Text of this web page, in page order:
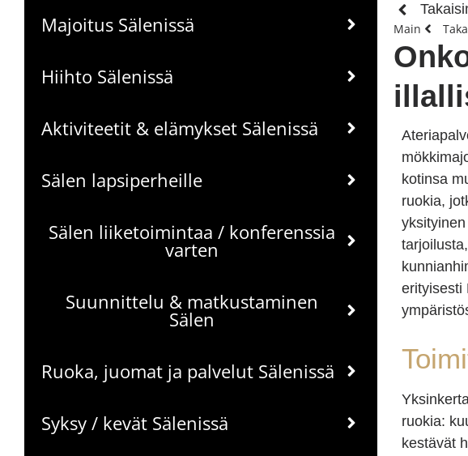
Majoitus Sälenissä
Hiihto Sälenissä
Aktiviteetit & elämykset Sälenissä
Sälen lapsiperheille
Sälen liiketoimintaa / konferenssia
varten
Suunnittelu & matkustaminen
Sälen
Ruoka, juomat ja palvelut Sälenissä
Syksy / kevät Sälenissä
Main
kotinsa
ruokia,
erityisesti
ruokia:
kestävät